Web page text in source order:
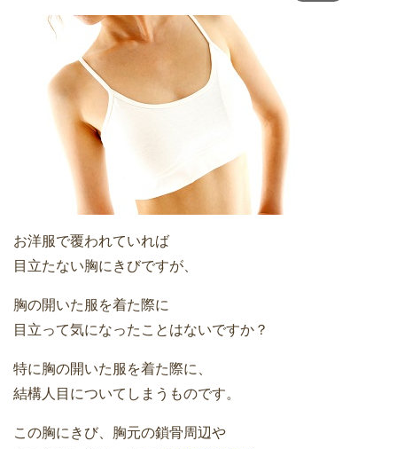
お洋服で覆われていれば
目立たない胸にきびですが、
胸の開いた服を着た際に
目立って気になったことはないですか？
特に胸の開いた服を着た際に、
結構人目についてしまうものです。
この胸にきび、胸元の鎖骨周辺や